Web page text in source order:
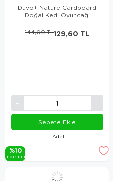
Duvo+ Nature Cardboard
Doğal Kedi Oyuncağı
Adet
129,60 TL
144,00 TL
Sepete Ekle
%10
i̇ndi̇ri̇mli̇